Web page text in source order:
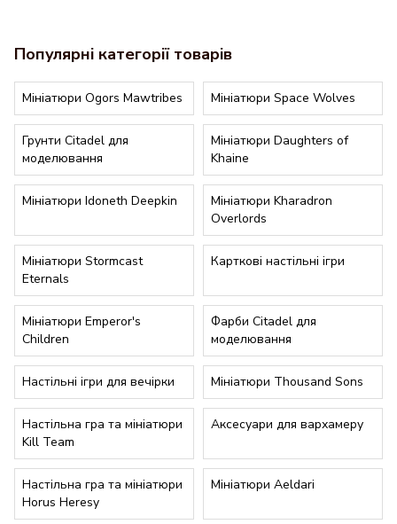
маневрують для вирішального удару у фланг
Популярні категорії товарів
Мініатюри Ogors Mawtribes Мініатюри Space Wolves
Грунти Citadel для
моделювання
Мініатюри Daughters of
Khaine
Мініатюри Idoneth Deepkin
Мініатюри Kharadron
Overlords
Мініатюри Stormcast
Eternals
Карткові настільні ігри
Мініатюри Emperor's
Children
Фарби Citadel для
моделювання
Настільні ігри для вечірки Мініатюри Thousand Sons
Настільна гра та мініатюри
Kill Team
Аксесуари для вархамеру
Настільна гра та мініатюри
Horus Heresy
Мініатюри Aeldari